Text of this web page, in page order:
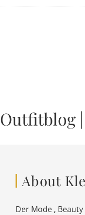
Outfitblog |
About
Der Mode ,